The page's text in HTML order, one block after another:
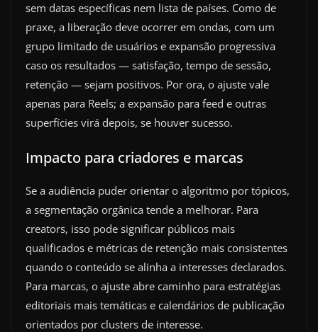
sem datas específicas nem lista de países. Como de
praxe, a liberação deve ocorrer em ondas, com um
grupo limitado de usuários e expansão progressiva
caso os resultados — satisfação, tempo de sessão,
retenção — sejam positivos. Por ora, o ajuste vale
apenas para Reels; a expansão para feed e outras
superfícies virá depois, se houver sucesso.
Impacto para criadores e marcas
Se a audiência puder orientar o algoritmo por tópicos,
a segmentação orgânica tende a melhorar. Para
creators, isso pode significar públicos mais
qualificados e métricas de retenção mais consistentes
quando o conteúdo se alinha a interesses declarados.
Para marcas, o ajuste abre caminho para estratégias
editoriais mais temáticas e calendários de publicação
orientados por clusters de interesse.